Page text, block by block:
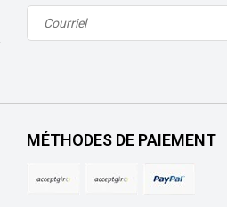
MÉTHODES DE PAIEMENT